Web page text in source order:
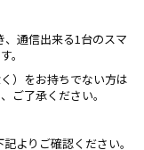
通信出来る1台のスマ
。
）をお持ちでない方は
ご了承ください。
よりご確認ください。